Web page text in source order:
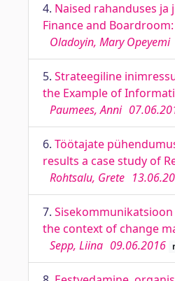
4. Naised rahanduses
Finance and
Oladoyin, Mary Opeyemi
5. Strateegiline
the Example of
Paumees, Anni
6. Töötajate
results a case study of
Rohtsalu, Grete
7.
the context of change
Sepp, Liina 09.06.2016